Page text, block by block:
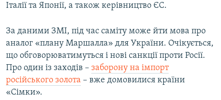
Італії та Японії, а також керівництво ЄС.
За даними ЗМІ, під час саміту може йти мова про
аналог «плану Маршалла» для України. Очікується,
що обговорюватимуться і нові санкції проти Росії.
Про один із заходів – заборону на імпорт
російського золота – вже домовилися країни
«Сімки».